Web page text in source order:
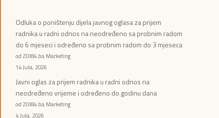
Odluka o poništenju dijela javnog oglasa za prijem
radnika u radni odnos na neodređeno sa probnim radom
do 6 mjeseci i određeno sa probnim radom do 3 mjeseca
od ZOI84.ba Marketing
14 Jula, 2026
Javni oglas za prijem radnika u radni odnos na
neodređeno vrijeme i određeno do godinu dana
od ZOI84.ba Marketing
4 Jula, 2026